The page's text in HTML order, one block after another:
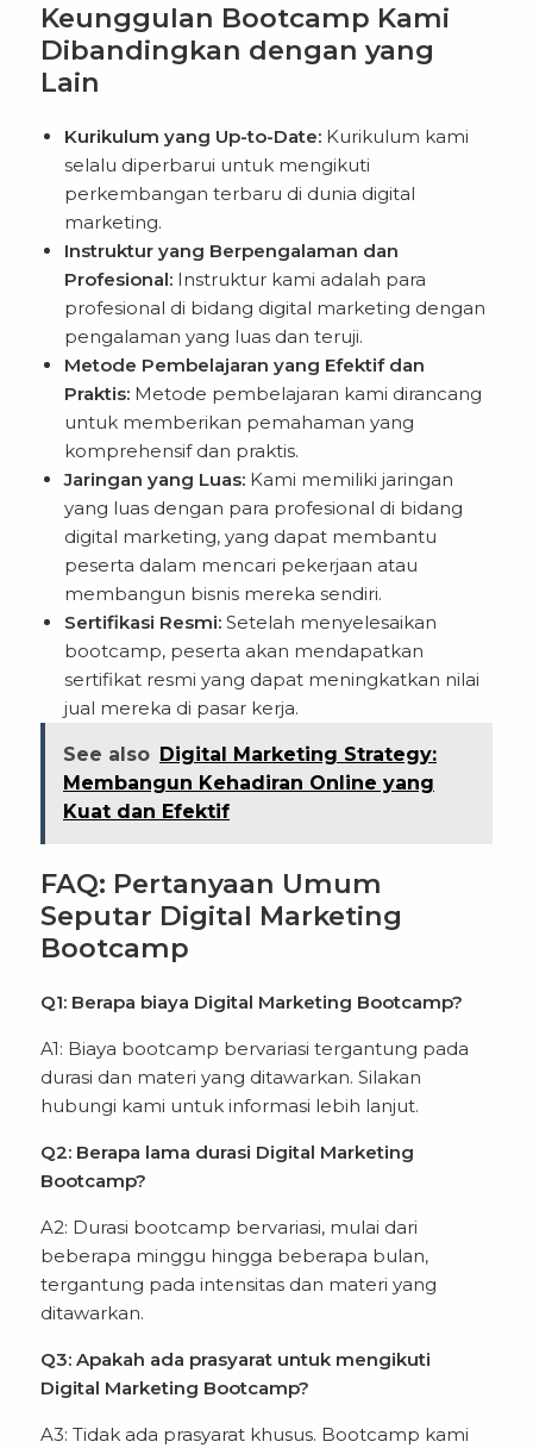
Keunggulan Bootcamp Kami
Dibandingkan dengan yang
Lain
Kurikulum yang Up-to-Date: Kurikulum kami
selalu diperbarui untuk mengikuti
perkembangan terbaru di dunia digital
marketing.
Instruktur yang Berpengalaman dan
Profesional: Instruktur kami adalah para
profesional di bidang digital marketing dengan
pengalaman yang luas dan teruji.
Metode Pembelajaran yang Efektif dan
Praktis: Metode pembelajaran kami dirancang
untuk memberikan pemahaman yang
komprehensif dan praktis.
Jaringan yang Luas: Kami memiliki jaringan
yang luas dengan para profesional di bidang
digital marketing, yang dapat membantu
peserta dalam mencari pekerjaan atau
membangun bisnis mereka sendiri.
Sertifikasi Resmi: Setelah menyelesaikan
bootcamp, peserta akan mendapatkan
sertifikat resmi yang dapat meningkatkan nilai
jual mereka di pasar kerja.
See also Digital Marketing Strategy:
Membangun Kehadiran Online yang
Kuat dan Efektif
FAQ: Pertanyaan Umum
Seputar Digital Marketing
Bootcamp
Q1: Berapa biaya Digital Marketing Bootcamp?
A1: Biaya bootcamp bervariasi tergantung pada
durasi dan materi yang ditawarkan. Silakan
hubungi kami untuk informasi lebih lanjut.
Q2: Berapa lama durasi Digital Marketing
Bootcamp?
A2: Durasi bootcamp bervariasi, mulai dari
beberapa minggu hingga beberapa bulan,
tergantung pada intensitas dan materi yang
ditawarkan.
Q3: Apakah ada prasyarat untuk mengikuti
Digital Marketing Bootcamp?
A3: Tidak ada prasyarat khusus. Bootcamp kami